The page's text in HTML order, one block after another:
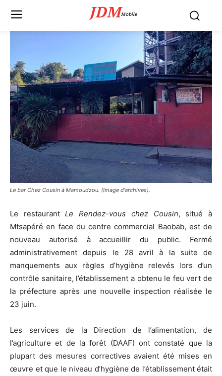
JDMMobile
Le bar Chez Cousin à Mamoudzou. (Image d'archives).
Le restaurantLe Rendez-vous chez Cousin, situé à
Mtsapéré en face du centre commercial Baobab, est de
nouveau autorisé à accueillir du public. Fermé
administrativement depuis le 28 avril à la suite de
manquements aux règles d’hygiène relevés lors d’un
contrôle sanitaire, l’établissement a obtenu le feu vert de
la préfecture après une nouvelle inspection réalisée le
23 juin.
Les services de la Direction de l’alimentation, de
l’agriculture et de la forêt (DAAF) ont constaté que la
plupart des mesures correctives avaient été mises en
œuvre et que le niveau d’hygiène de l’établissement était